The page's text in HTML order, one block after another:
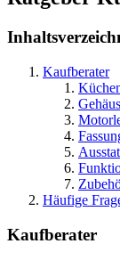
Kaufberater
Häufige
Kaufberater